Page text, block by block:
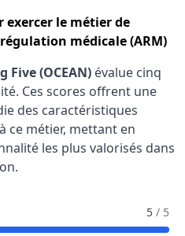
exercer le métier de
médicale (ARM)
(OCEAN) évalue cinq
Ces scores offrent une
des caractéristiques
ce métier, mettant en
les plus valorisés dans
De Assistant / 5 / 5